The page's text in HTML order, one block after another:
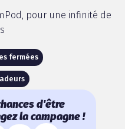
pour une infinité de
fermées
d'être
la campagne !